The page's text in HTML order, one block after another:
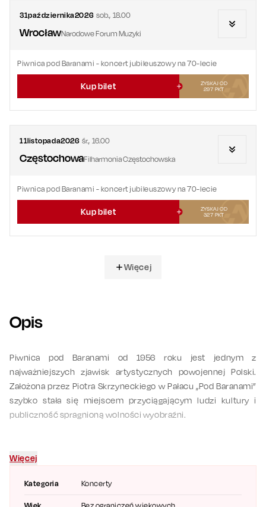
31października2026 sob.,18.00
WrocławNarodowe Forum Muzyki
Piwnica pod Baranami - koncert jubileuszowy na 70-lecie
Kup bilet
ZYSKAJ OD
297 PKT
11listopada2026 śr.,16.00
CzęstochowaFilharmonia Częstochowska
Piwnica pod Baranami - koncert jubileuszowy na 70-lecie
Kup bilet
ZYSKAJ OD
327 PKT
Więcej
Opis
Kategoria Koncerty
Piwnica pod Baranami od 1956 roku jest jednym z
najważniejszych zjawisk artystycznych powojennej Polski.
Założona przez Piotra Skrzyneckiego w Pałacu „Pod Baranami”
szybko stała się miejscem przyciągającym ludzi kultury i
publiczność spragnioną wolności wyobraźni.
Turnaua, po poetów i twórców, którzy nadali temu miejscu
rangę legendy. Dziś kolejne pokolenia artystów podtrzymują
Więcej